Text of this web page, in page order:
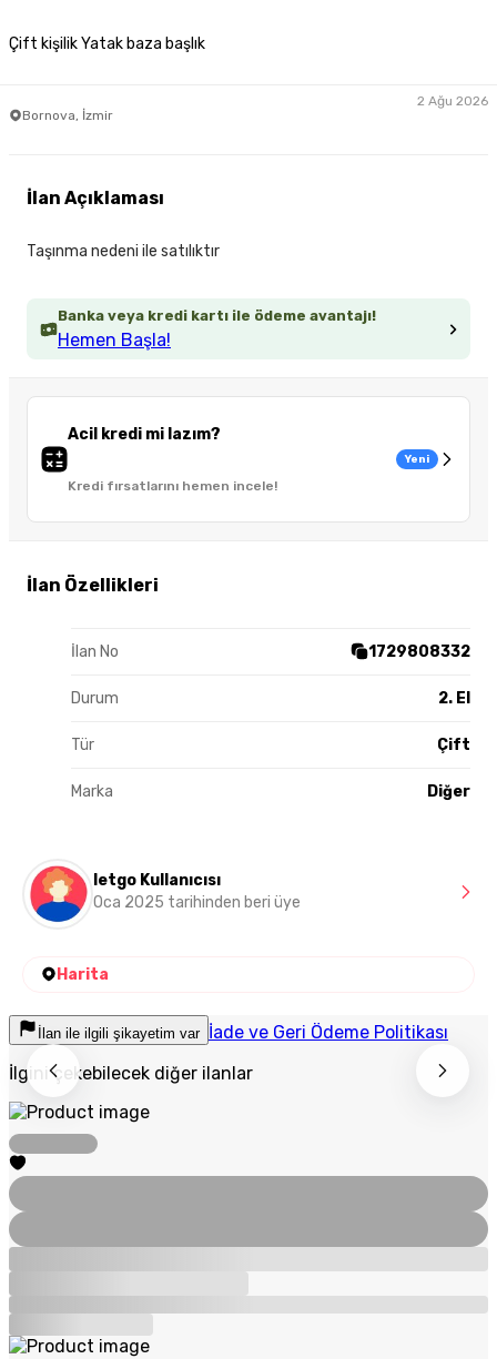
Çift kişilik Yatak baza başlık
Bornova, İzmir
2 Ağu 2026
Banka veya kredi kartı ile ödeme avantajı!
Hemen Başla!
Acil kredi mi lazım?
Kredi fırsatlarını hemen incele!
Yeni
İlan Özellikleri
İlan No 1729808332
Durum 2. El
Tür Çift
Marka Diğer
İlan Açıklaması
Taşınma nedeni ile satılıktır
letgo Kullanıcısı
Oca 2025 tarihinden beri üye
Harita
İlan ile ilgili şikayetim var İade ve Geri Ödeme Politikası
İlgini çekebilecek diğer ilanlar